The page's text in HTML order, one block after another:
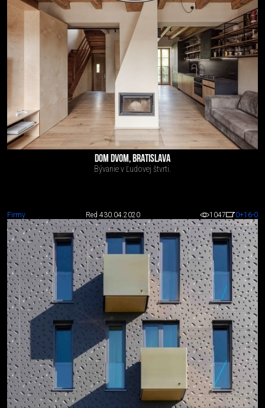
DOM DVOM, BRATISLAVA
Bývanie v Ľudovej štvrti.
Firmy Red 430.04.2020 1047 0+16-0